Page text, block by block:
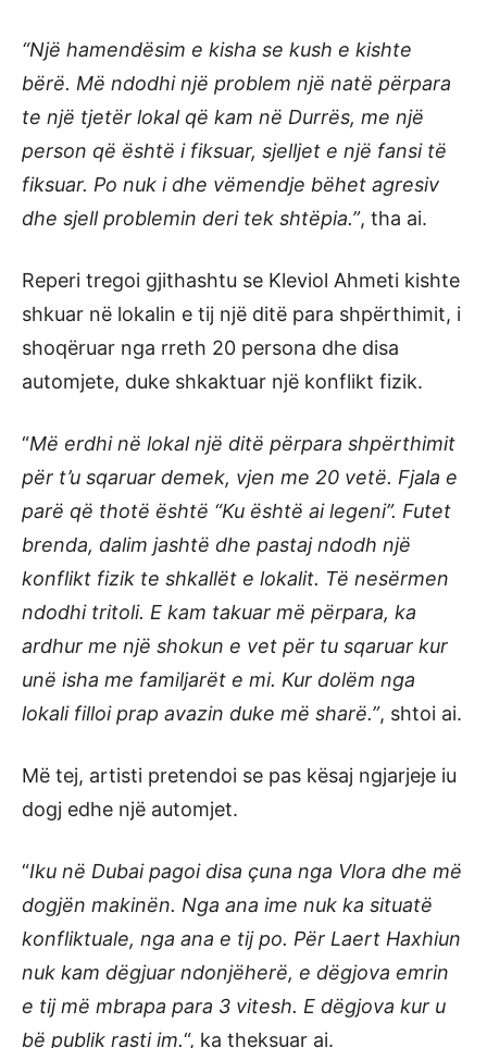
“Një hamendësim e kisha se kush e kishte
bërë. Më ndodhi një problem një natë përpara
te një tjetër lokal që kam në Durrës, me një
person që është i fiksuar, sjelljet e një fansi të
fiksuar. Po nuk i dhe vëmendje bëhet agresiv
dhe sjell problemin deri tek shtëpia.”, tha ai.
Reperi tregoi gjithashtu se Kleviol Ahmeti kishte
shkuar në lokalin e tij një ditë para shpërthimit, i
shoqëruar nga rreth 20 persona dhe disa
automjete, duke shkaktuar një konflikt fizik.
“Më erdhi në lokal një ditë përpara shpërthimit
për t’u sqaruar demek, vjen me 20 vetë. Fjala e
parë që thotë është “Ku është ai legeni”. Futet
brenda, dalim jashtë dhe pastaj ndodh një
konflikt fizik te shkallët e lokalit. Të nesërmen
ndodhi tritoli. E kam takuar më përpara, ka
ardhur me një shokun e vet për tu sqaruar kur
unë isha me familjarët e mi. Kur dolëm nga
lokali filloi prap avazin duke më sharë.”, shtoi ai.
Më tej, artisti pretendoi se pas kësaj ngjarjeje iu
dogj edhe një automjet.
“Iku në Dubai pagoi disa çuna nga Vlora dhe më
dogjën makinën. Nga ana ime nuk ka situatë
konfliktuale, nga ana e tij po. Për Laert Haxhiun
nuk kam dëgjuar ndonjëherë, e dëgjova emrin
e tij më mbrapa para 3 vitesh. E dëgjova kur u
bë publik rasti im.“, ka theksuar ai.